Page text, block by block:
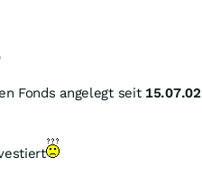
Fonds angelegt seit 15.07.02